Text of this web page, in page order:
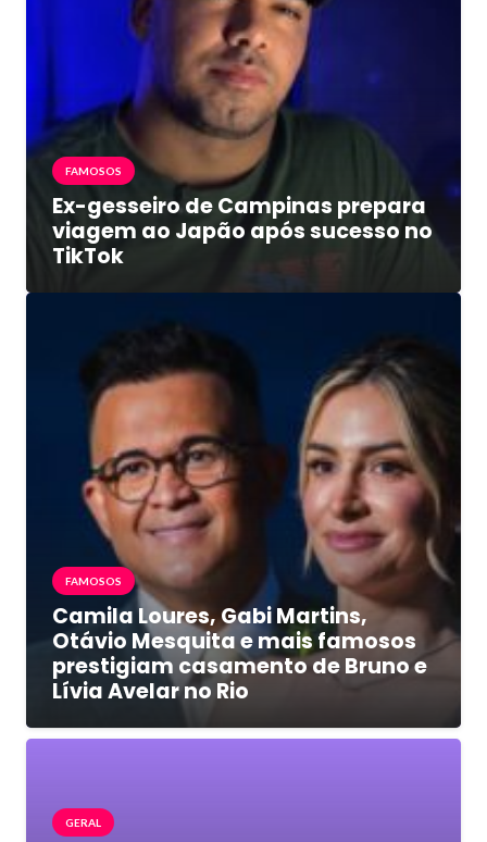
FAMOSOS
Ex-gesseiro de Campinas prepara
viagem ao Japão após sucesso no
TikTok
FAMOSOS
Camila Loures, Gabi Martins,
Otávio Mesquita e mais famosos
prestigiam casamento de Bruno e
Lívia Avelar no Rio
GERAL